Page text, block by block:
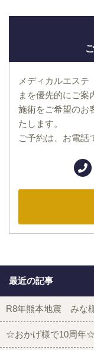
メディカルエステ
まを優先的にご案
施術をご希望のお
たします。
ご予約は、お電話
最近の記事
R8年熊本地震 みな
☆おかげ様で10周